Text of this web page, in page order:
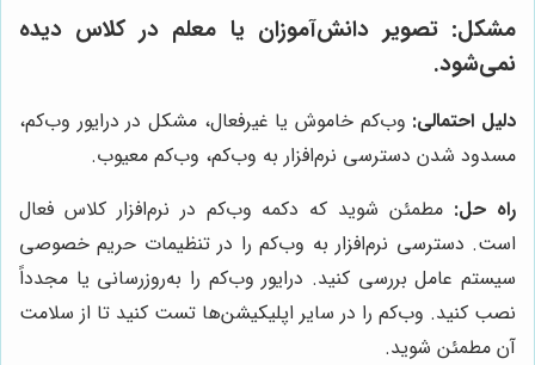
مشکل: تصویر دانش‌آموزان یا معلم در کلاس دیده
نمی‌شود.
دلیل احتمالی: وب‌کم خاموش یا غیرفعال، مشکل در درایور وب‌کم،
مسدود شدن دسترسی نرم‌افزار به وب‌کم، وب‌کم معیوب.
راه حل: مطمئن شوید که دکمه وب‌کم در نرم‌افزار کلاس فعال
است. دسترسی نرم‌افزار به وب‌کم را در تنظیمات حریم خصوصی
سیستم عامل بررسی کنید. درایور وب‌کم را به‌روزرسانی یا مجدداً
نصب کنید. وب‌کم را در سایر اپلیکیشن‌ها تست کنید تا از سلامت
آن مطمئن شوید.